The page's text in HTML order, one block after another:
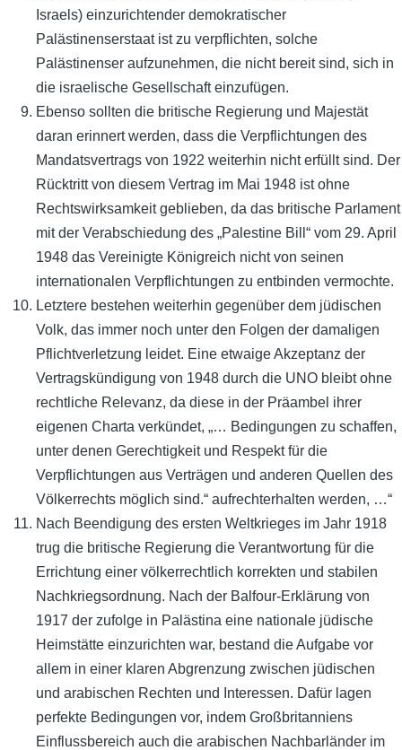
Israels) einzurichtender demokratischer
Palästinenserstaat ist zu verpflichten, solche
Palästinenser aufzunehmen, die nicht bereit sind, sich in
die israelische Gesellschaft einzufügen.
Ebenso sollten die britische Regierung und Majestät
daran erinnert werden, dass die Verpflichtungen des
Mandatsvertrags von 1922 weiterhin nicht erfüllt sind. Der
Rücktritt von diesem Vertrag im Mai 1948 ist ohne
Rechtswirksamkeit geblieben, da das britische Parlament
mit der Verabschiedung des „Palestine Bill“ vom 29. April
1948 das Vereinigte Königreich nicht von seinen
internationalen Verpflichtungen zu entbinden vermochte.
Letztere bestehen weiterhin gegenüber dem jüdischen
Volk, das immer noch unter den Folgen der damaligen
Pflichtverletzung leidet. Eine etwaige Akzeptanz der
Vertragskündigung von 1948 durch die UNO bleibt ohne
rechtliche Relevanz, da diese in der Präambel ihrer
eigenen Charta verkündet, „… Bedingungen zu schaffen,
unter denen Gerechtigkeit und Respekt für die
Verpflichtungen aus Verträgen und anderen Quellen des
Völkerrechts möglich sind.“ aufrechterhalten werden, …“
Nach Beendigung des ersten Weltkrieges im Jahr 1918
trug die britische Regierung die Verantwortung für die
Errichtung einer völkerrechtlich korrekten und stabilen
Nachkriegsordnung. Nach der Balfour-Erklärung von
1917 der zufolge in Palästina eine nationale jüdische
Heimstätte einzurichten war, bestand die Aufgabe vor
allem in einer klaren Abgrenzung zwischen jüdischen
und arabischen Rechten und Interessen. Dafür lagen
perfekte Bedingungen vor, indem Großbritanniens
Einflussbereich auch die arabischen Nachbarländer im